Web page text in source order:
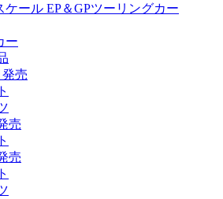
ケール EP＆GPツーリングカー
ー
発売
売
売